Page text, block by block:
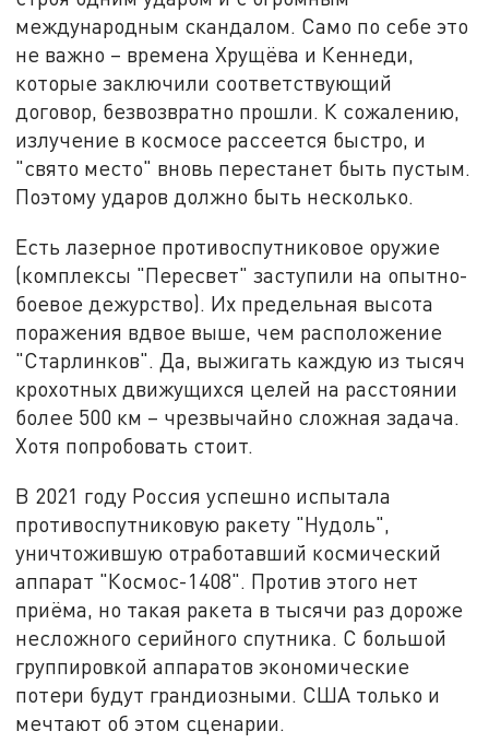
международным скандалом. Само по себе это
не важно – времена Хрущёва и Кеннеди,
которые заключили соответствующий
договор, безвозвратно прошли. К сожалению,
излучение в космосе рассеется быстро, и
"свято место" вновь перестанет быть пустым.
Поэтому ударов должно быть несколько.
Есть лазерное противоспутниковое оружие
(комплексы "Пересвет" заступили на опытно-
боевое дежурство). Их предельная высота
поражения вдвое выше, чем расположение
"Старлинков". Да, выжигать каждую из тысяч
крохотных движущихся целей на расстоянии
более 500 км – чрезвычайно сложная задача.
Хотя попробовать стоит.
В 2021 году Россия успешно испытала
противоспутниковую ракету "Нудоль",
уничтожившую отработавший космический
аппарат "Космос-1408". Против этого нет
приёма, но такая ракета в тысячи раз дороже
несложного серийного спутника. С большой
группировкой аппаратов экономические
потери будут грандиозными. США только и
мечтают об этом сценарии.